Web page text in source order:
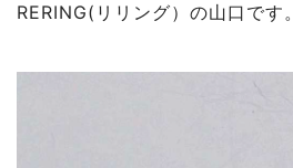
RERING(リリング）の山口です。